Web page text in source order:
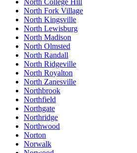
North Fork Village
North Kingsville
North Lewisburg
North Madison
North Olmsted
North Randall
North Ridgeville
North Royalton
North Zanesville
Northbrook
Northfield
Northgate
Northridge
Northwood
Norton
Norwalk